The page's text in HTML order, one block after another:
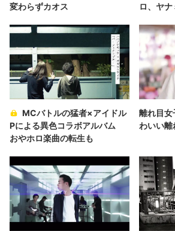
変わらずカオス ロ、ヤナ
MCバトルの猛者×アイドル
Pによる異色コラボアルバム
おやホロ楽曲の転生も
離れ目女
わいい